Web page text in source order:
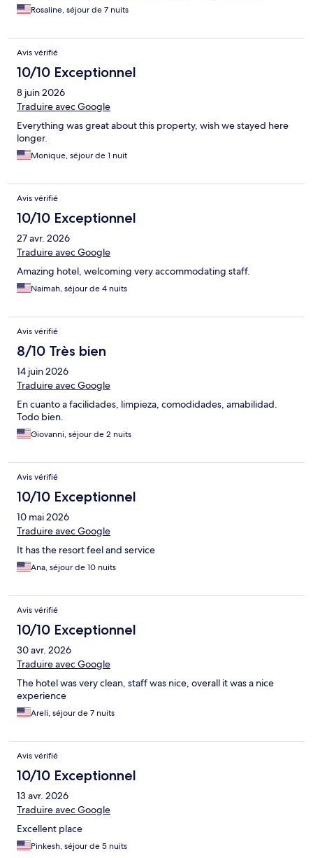
Rosaline, séjour de 7 nuits
Avis vérifié
10/10 Exceptionnel
8 juin 2026
Traduire avec Google
Everything was great about this property, wish we stayed here
longer.
Monique, séjour de 1 nuit
Avis vérifié
10/10 Exceptionnel
27 avr. 2026
Traduire avec Google
Amazing hotel, welcoming very accommodating staff.
Naimah, séjour de 4 nuits
Avis vérifié
8/10 Très bien
14 juin 2026
Traduire avec Google
En cuanto a facilidades, limpieza, comodidades, amabilidad.
Todo bien.
Giovanni, séjour de 2 nuits
Avis vérifié
10/10 Exceptionnel
10 mai 2026
Traduire avec Google
It has the resort feel and service
Ana, séjour de 10 nuits
Avis vérifié
10/10 Exceptionnel
30 avr. 2026
Traduire avec Google
The hotel was very clean, staff was nice, overall it was a nice
experience
Areli, séjour de 7 nuits
Avis vérifié
10/10 Exceptionnel
13 avr. 2026
Traduire avec Google
Excellent place
Pinkesh, séjour de 5 nuits